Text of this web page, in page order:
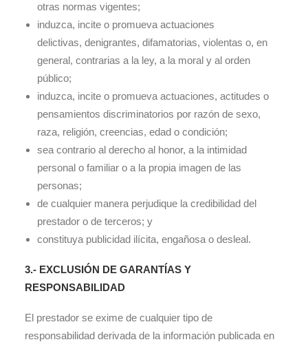
otras normas vigentes;
induzca, incite o promueva actuaciones
delictivas, denigrantes, difamatorias, violentas o, en
general, contrarias a la ley, a la moral y al orden
público;
induzca, incite o promueva actuaciones, actitudes o
pensamientos discriminatorios por razón de sexo,
raza, religión, creencias, edad o condición;
sea contrario al derecho al honor, a la intimidad
personal o familiar o a la propia imagen de las
personas;
de cualquier manera perjudique la credibilidad del
prestador o de terceros; y
constituya publicidad ilícita, engañosa o desleal.
3.- EXCLUSIÓN DE GARANTÍAS Y
RESPONSABILIDAD
El prestador se exime de cualquier tipo de
responsabilidad derivada de la información publicada en